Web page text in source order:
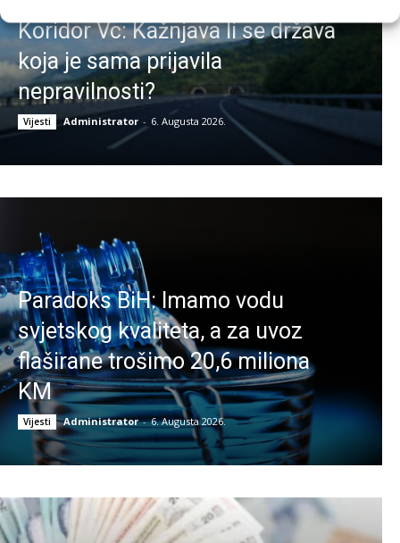
Koridor Vc: Kažnjava li se država
koja je sama prijavila
nepravilnosti?
Vijesti Administrator - 6. Augusta 2026.
Paradoks BiH: Imamo vodu
svjetskog kvaliteta, a za uvoz
flaširane trošimo 20,6 miliona
KM
Vijesti Administrator - 6. Augusta 2026.